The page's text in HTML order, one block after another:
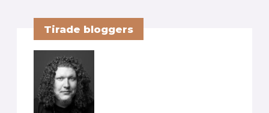
Tirade bloggers